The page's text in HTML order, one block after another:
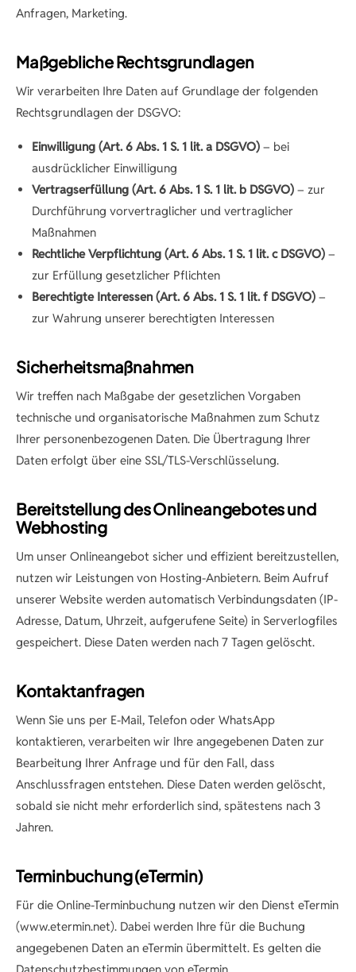
Anfragen, Marketing.
Maßgebliche Rechtsgrundlagen
Wir verarbeiten Ihre Daten auf Grundlage der folgenden
Rechtsgrundlagen der DSGVO:
Einwilligung (Art. 6 Abs. 1 S. 1 lit. a DSGVO) – bei
ausdrücklicher Einwilligung
Vertragserfüllung (Art. 6 Abs. 1 S. 1 lit. b DSGVO) – zur
Durchführung vorvertraglicher und vertraglicher
Maßnahmen
Rechtliche Verpflichtung (Art. 6 Abs. 1 S. 1 lit. c DSGVO) –
zur Erfüllung gesetzlicher Pflichten
Berechtigte Interessen (Art. 6 Abs. 1 S. 1 lit. f DSGVO) –
zur Wahrung unserer berechtigten Interessen
Sicherheitsmaßnahmen
Wir treffen nach Maßgabe der gesetzlichen Vorgaben
technische und organisatorische Maßnahmen zum Schutz
Ihrer personenbezogenen Daten. Die Übertragung Ihrer
Daten erfolgt über eine SSL/TLS-Verschlüsselung.
Bereitstellung des Onlineangebotes und
Webhosting
Um unser Onlineangebot sicher und effizient bereitzustellen,
nutzen wir Leistungen von Hosting-Anbietern. Beim Aufruf
unserer Website werden automatisch Verbindungsdaten (IP-
Adresse, Datum, Uhrzeit, aufgerufene Seite) in Serverlogfiles
gespeichert. Diese Daten werden nach 7 Tagen gelöscht.
Kontaktanfragen
Wenn Sie uns per E-Mail, Telefon oder WhatsApp
kontaktieren, verarbeiten wir Ihre angegebenen Daten zur
Bearbeitung Ihrer Anfrage und für den Fall, dass
Anschlussfragen entstehen. Diese Daten werden gelöscht,
sobald sie nicht mehr erforderlich sind, spätestens nach 3
Jahren.
Terminbuchung (eTermin)
Für die Online-Terminbuchung nutzen wir den Dienst eTermin
(www.etermin.net). Dabei werden Ihre für die Buchung
angegebenen Daten an eTermin übermittelt. Es gelten die